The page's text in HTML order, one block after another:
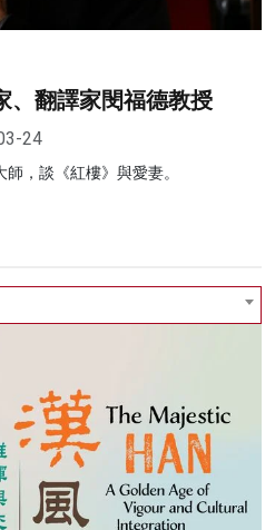
、翻譯家閔福德教授
24
，談《紅樓》與愛妻。